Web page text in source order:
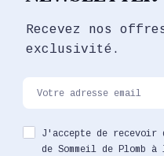
Recevez nos
exclusivité.
J'accepte de recevoir
de Sommeil de Plomb